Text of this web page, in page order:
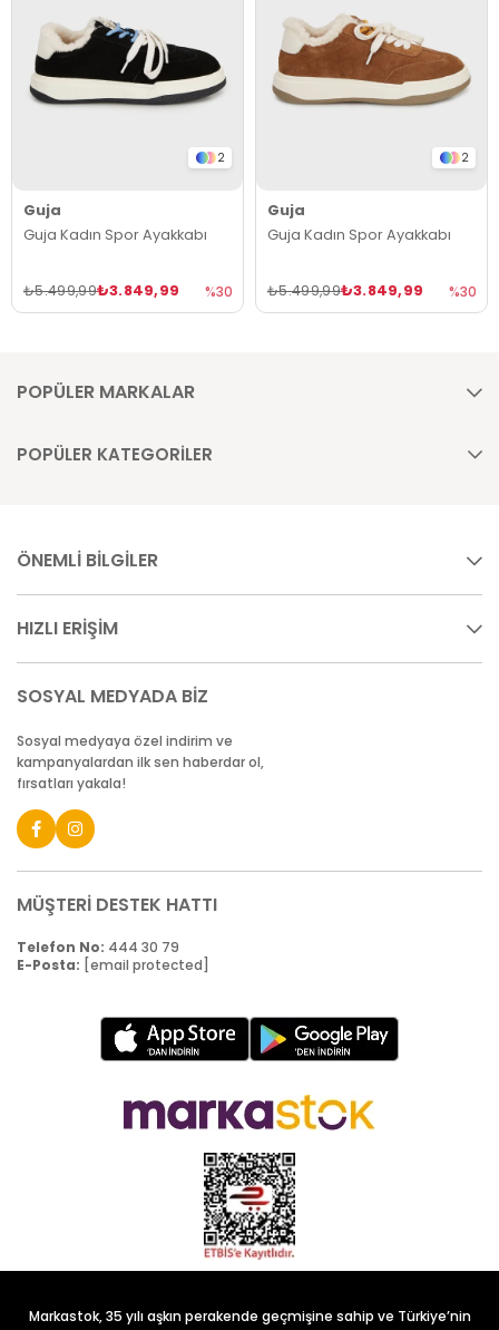
2
Guja
Guja Kadın Spor Ayakkabı
₺3.849,99
₺5.499,99 %30
2
Guja
Guja Kadın Spor Ayakkabı
₺3.849,99
₺5.499,99 %30
POPÜLER MARKALAR
POPÜLER KATEGORİLER
ÖNEMLİ BİLGİLER
HIZLI ERİŞİM
SOSYAL MEDYADA BİZ
Sosyal medyaya özel indirim ve
kampanyalardan ilk sen haberdar ol,
fırsatları yakala!
MÜŞTERİ DESTEK HATTI
Telefon No: 444 30 79
E-Posta: [email protected]
Markastok, 35 yılı aşkın perakende geçmişine sahip ve Türkiye’nin